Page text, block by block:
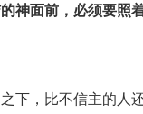
神面前，必须要照
下，比不信主的人